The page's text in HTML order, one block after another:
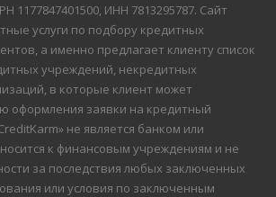
1177847401500, ИНН 7813295787. Сайт
услуги по подбору кредитных
а именно предлагает клиенту список
учреждений, некредитных
в которые клиент может
оформления заявки на кредитный
не является банком или
к финансовым учреждениям и не
за последствия любых заключенных
или условия по заключенным